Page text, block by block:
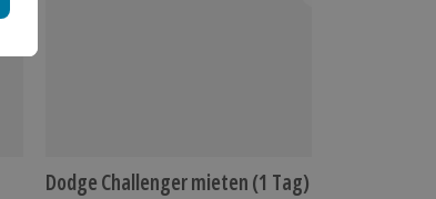
Dodge Challenger mieten (1 Tag)